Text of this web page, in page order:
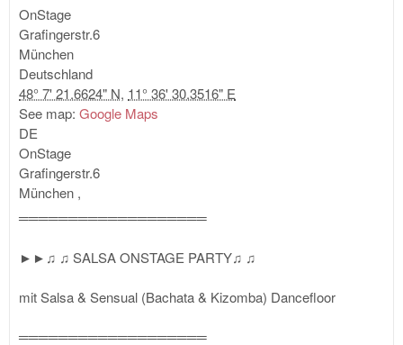
OnStage
Grafingerstr.6
München
Deutschland
48° 7' 21.6624" N, 11° 36' 30.3516" E
See map: Google Maps
DE
OnStage
Grafingerstr.6
München ,
═══════════════════
►►♫ ♫ SALSA ONSTAGE PARTY♫ ♫
mit Salsa & Sensual (Bachata & Kizomba) Dancefloor
═══════════════════